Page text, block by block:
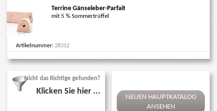
Terrine Gänseleber-Parfait
mit 5 % Sommertrüffel
Artikelnummer: 28312
Nicht das Richtige gefunden?
Klicken Sie hier ...
NEUEN HAUPTKATALOG
ANSEHEN